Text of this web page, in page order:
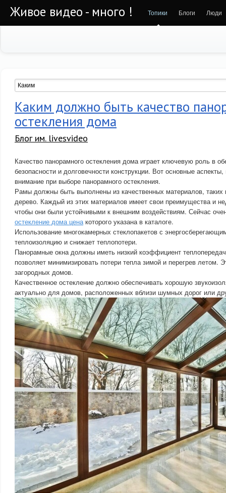
Живое видео - много ! Топики Блоги Люди
Каким должно быть качество
остекления дома
Блог им. livesvideo
Качество панорамного остекления дома играет ключевую роль в
безопасности и долговечности конструкции. Вот основные
внимание при выборе панорамного остекления.
Рамы должны быть выполнены из качественных материалов,
дерево. Каждый из этих материалов имеет свои преимущества и
чтобы они были устойчивыми к внешним воздействиям. Сейчас
остекление дома ценакоторого указана в каталоге.
Использование многокамерных стеклопакетов с
теплоизоляцию и снижает теплопотери.
Панорамные окна должны иметь низкий коэффициент
позволяет минимизировать потери тепла зимой и перегрев летом.
загородных домов.
Качественное остекление должно обеспечивать хорошую
актуально для домов, расположенных вблизи шумных дорог или